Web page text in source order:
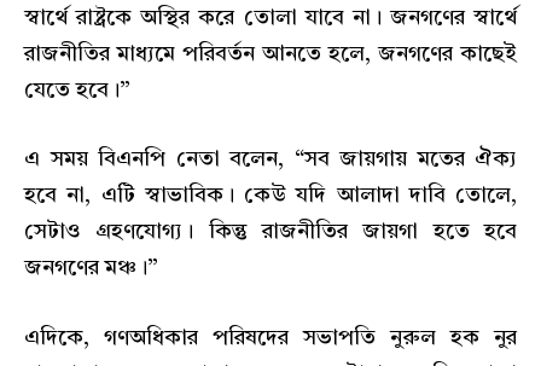
স্বার্থে রাষ্ট্রকে অস্থির করে তোলা যাবে না। জনগণের স্বার্থে
রাজনীতির মাধ্যমে পরিবর্তন আনতে হলে, জনগণের কাছেই
যেতে হবে।”
এ সময় বিএনপি নেতা বলেন, “সব জায়গায় মতের ঐক্য
হবে না, এটি স্বাভাবিক। কেউ যদি আলাদা দাবি তোলে,
সেটাও গ্রহণযোগ্য। কিন্তু রাজনীতির জায়গা হতে হবে
জনগণের মঞ্চ।”
এদিকে, গণঅধিকার পরিষদের সভাপতি নুরুল হক নুর